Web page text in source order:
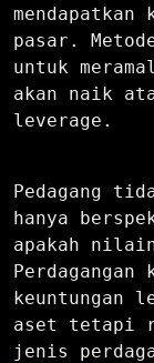
pasar.
untuk
akan naik
leverage.
Pedagang
hanya
apakah
keuntungan
aset tetapi
jenis